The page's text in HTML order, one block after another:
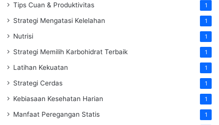
Tips Cuan & Produktivitas 1
Strategi Mengatasi Kelelahan 1
Nutrisi 1
Strategi Memilih Karbohidrat Terbaik 1
Latihan Kekuatan 1
Strategi Cerdas 1
Kebiasaan Kesehatan Harian 1
Manfaat Peregangan Statis 1